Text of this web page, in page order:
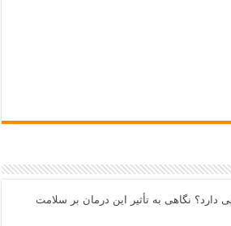
دارد؟ نگاهی به تأثیر این درمان بر سلامت